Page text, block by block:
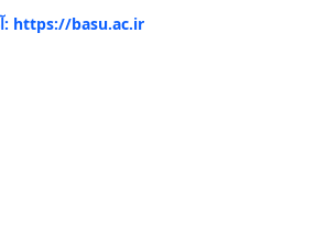
آدرس وب سایت دانشگاه: https://basu.ac.ir